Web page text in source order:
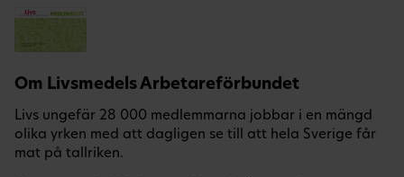
Om Livsmedels Arbetareförbundet
Livs ungefär 28 000 medlemmarna jobbar i en mängd
olika yrken med att dagligen se till att hela Sverige får
mat på tallriken.